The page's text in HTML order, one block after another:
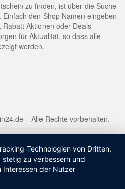
zu finden, ist über die Suche
den Shop Namen eingeben
Aktionen oder Deals
für Aktualität, so dass alle
werden.
– Alle Rechte vorbehalten.
Technologien von Dritten,
stetig zu verbessern und
Interessen der Nutzer